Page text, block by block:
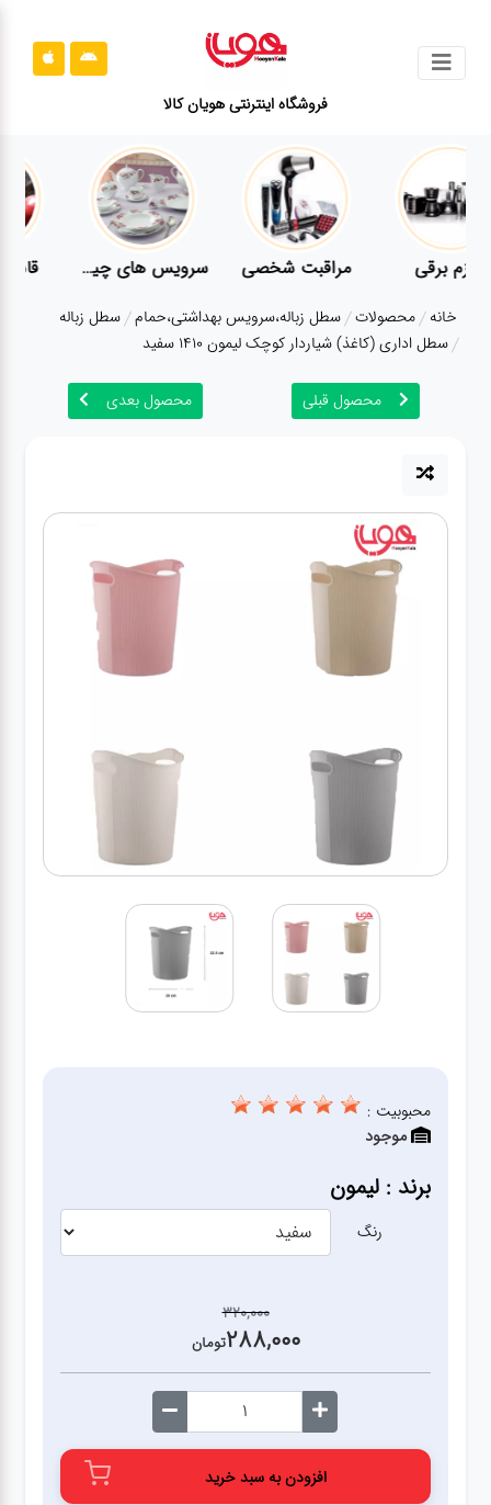
فروشگاه اینترنتی هویان کالا
محصولات
قوانین
سایت
ارتباط
باما
درباره
مراقبت شخصی
سرویس های
چینی زرین
لوازم خانه
لوازم پلاسکو
لوازم متفرقه
آشپزخانه
کلمن،فلاسک،قمقمه
بانکه،پاسماوری،جا
ادویه
سطل
عطر،خوشبو کننده
لوازم برقی مراقبت شخصی سرویس های چینی زرین
خانه محصولات سطل زباله،سرویس بهداشتی،حمام سطل زباله
سطل اداری (کاغذ) شیاردار کوچک لیمون 1410 سفید
محصول قبلی محصول بعدی
محبوبیت :
موجود
برند : لیمون
رنگ
320,000
288,000تومان
افزودن به سبد خرید